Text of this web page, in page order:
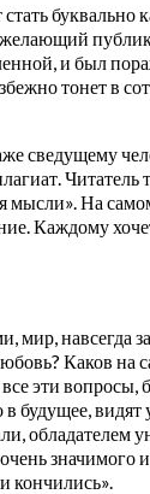
стать
и был
тонет в
сведущему
мысли». На
Каждому
мир, навсегда
Каков на
эти вопросы,
будущее,
обладателем
значимого
кончились».